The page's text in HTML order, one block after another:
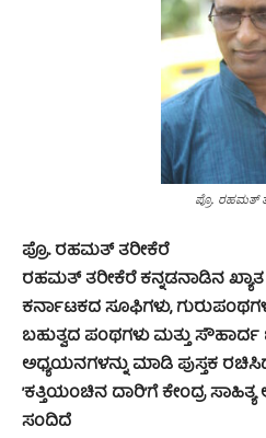
ಪ್ರೊ. ರಹಮತ್
ಪ್ರೊ. ರಹಮತ್ ತರೀಕೆರೆ
ರಹಮತ್ ತರೀಕೆರೆ ಕನ್ನಡನಾಡಿನ
ಕರ್ನಾಟಕದ ಸೂಫಿಗಳು,
ಬಹುತ್ವದ ಪಂಥಗಳು ಮತ್ತು ಸೌಹಾರ್ದ
ಅಧ್ಯಯನಗಳನ್ನು ಮಾಡಿ ಪುಸ್ತಕ
’ಕತ್ತಿಯಂಚಿನ ದಾರಿ’ಗೆ ಕೇಂದ್ರ
ಸಂದಿದೆ